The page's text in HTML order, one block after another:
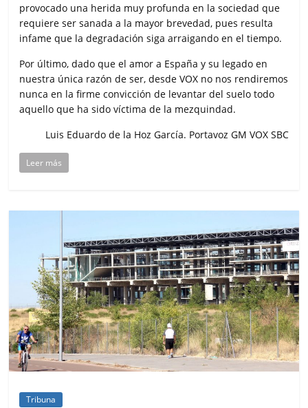
provocado una herida muy profunda en la sociedad que
requiere ser sanada a la mayor brevedad, pues resulta
infame que la degradación siga arraigando en el tiempo.
Por último, dado que el amor a España y su legado en
nuestra única razón de ser, desde VOX no nos rendiremos
nunca en la firme convicción de levantar del suelo todo
aquello que ha sido víctima de la mezquindad.
Luis Eduardo de la Hoz García. Portavoz GM VOX SBC
Leer más
Tribuna